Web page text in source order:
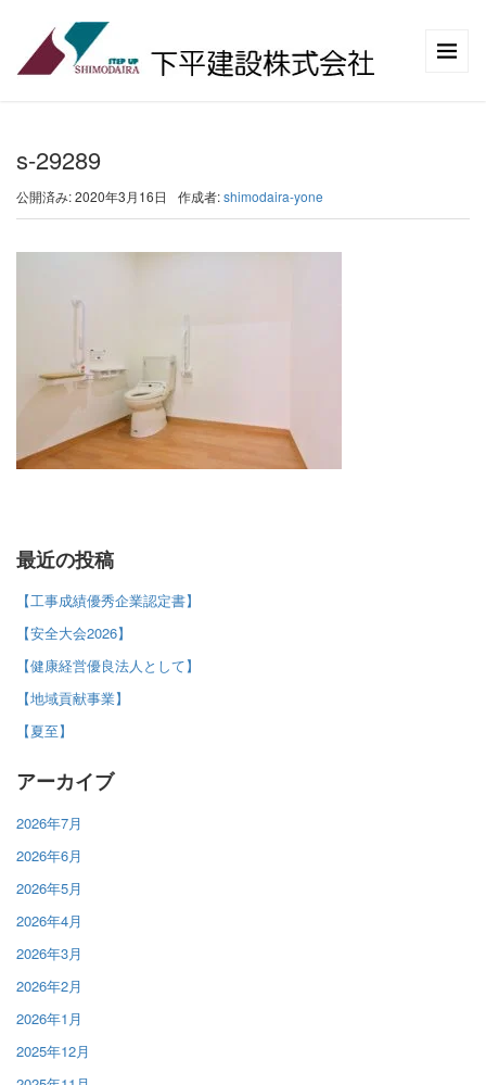
s-29289
公開済み: 2020年3月16日 作成者:shimodaira-yone
最近の投稿
【工事成績優秀企業認定書】
【安全大会2026】
【健康経営優良法人として】
【地域貢献事業】
【夏至】
アーカイブ
2026年7月
2026年6月
2026年5月
2026年4月
2026年3月
2026年2月
2026年1月
2025年12月